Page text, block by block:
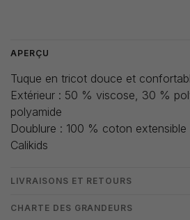
APERÇU
Tuque en tricot douce et
Extérieur : 50 % viscose, 30 %
polyamide
Doublure : 100 % coton extensible
Calikids
LIVRAISONS ET RETOURS
CHARTE DES GRANDEURS